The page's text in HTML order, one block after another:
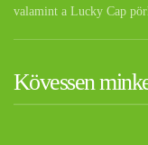
valamint a Lucky Cap
Kövessen